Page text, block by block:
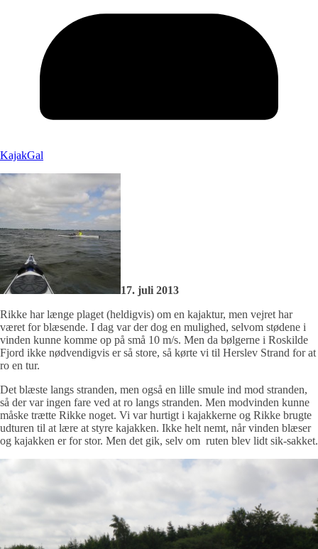
KajakGal
17. juli 2013
Rikke har længe plaget (heldigvis) om en kajaktur, men vejret har
været for blæsende. I dag var der dog en mulighed, selvom stødene i
vinden kunne komme op på små 10 m/s. Men da bølgerne i Roskilde
Fjord ikke nødvendigvis er så store, så kørte vi til Herslev Strand for at
ro en tur.
Det blæste langs stranden, men også en lille smule ind mod stranden,
så der var ingen fare ved at ro langs stranden. Men modvinden kunne
måske trætte Rikke noget. Vi var hurtigt i kajakkerne og Rikke brugte
udturen til at lære at styre kajakken. Ikke helt nemt, når vinden blæser
og kajakken er for stor. Men det gik, selv om ruten blev lidt sik-sakket.